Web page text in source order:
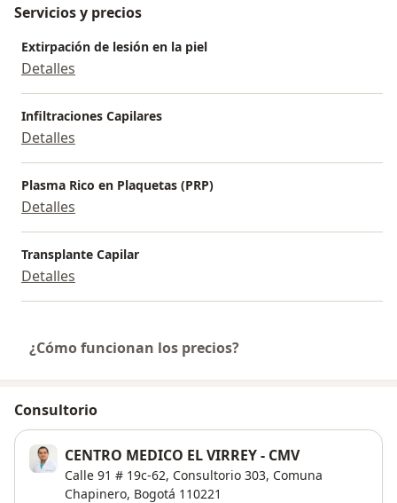
Servicios y precios
Extirpación de lesión en la piel
Detalles
Infiltraciones Capilares
Detalles
Plasma Rico en Plaquetas (PRP)
Detalles
Transplante Capilar
Detalles
¿Cómo funcionan los precios?
Consultorio
CENTRO MEDICO EL VIRREY - CMV
Calle 91 # 19c-62, Consultorio 303, Comuna
Chapinero, Bogotá 110221